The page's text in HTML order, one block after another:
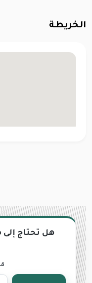
الخريطة
هل تحتاج